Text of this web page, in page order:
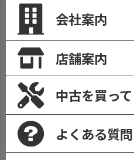
会社案内
店舗案内
中古を買って
よくある質問